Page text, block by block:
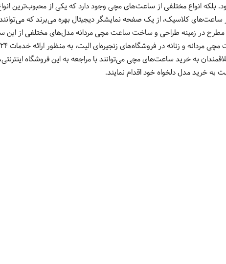
انواع مختلفی از ساعت‌های مچی وجود دارد که یکی از محبوب‌ترین
ساعت‌های کلاسیک، از یک صفحه نمایشگر دیجیتال بهره می‌برند که
در زمینه طراحی و ساخت ساعت مچی مردانه مدل‌های مختلفی از این
به خرید ساعت‌های مچی می‌توانند با مراجعه به این فروشگاه
به خرید مدل دلخواه خود اقدام نمایند.